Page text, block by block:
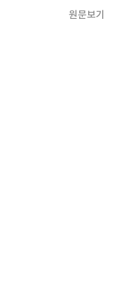
원문보기